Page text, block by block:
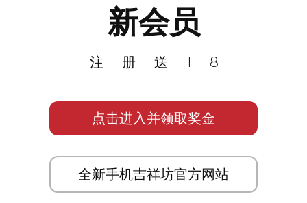
新会员
注册送18
点击进入并领取奖金
全新手机吉祥坊官方网站